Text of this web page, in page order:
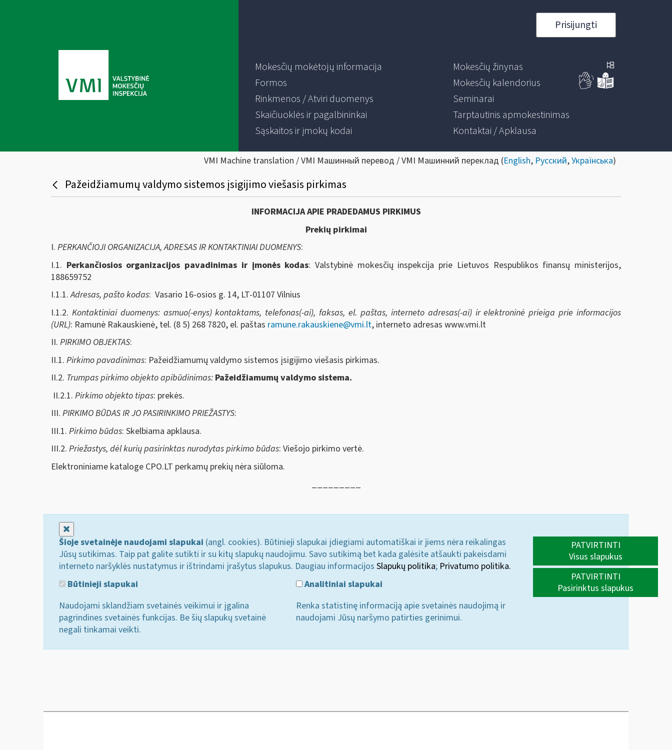
Prisijungti
Mokesčių mokėtojų informacija
Formos
Rinkmenos / Atviri duomenys
Skaičiuoklės ir pagalbininkai
Sąskaitos ir įmokų kodai
Mokesčių žinynas
Mokesčių kalendorius
Seminarai
Tarptautinis apmokestinimas
Kontaktai / Apklausa
VMI Machine translation / VMI Машинный перевод / VMI Машинний переклад (English, Русский,Українська)
Pažeidžiamumų valdymo sistemos įsigijimo viešasis pirkimas
INFORMACIJA APIE PRADEDAMUS PIRKIMUS
Prekių pirkimai
I. PERKANČIOJI ORGANIZACIJA, ADRESAS IR KONTAKTINIAI DUOMENYS:
I.1. Perkančiosios organizacijos pavadinimas ir įmonės kodas: Valstybinė mokesčių inspekcija prie Lietuvos Respublikos finansų ministerijos,
188659752
I.1.1.Adresas, pašto kodas: Vasario 16-osios g. 14, LT-01107 Vilnius
I.1.2. Kontaktiniai duomenys: asmuo(-enys) kontaktams, telefonas(-ai), faksas, el. paštas, interneto adresas(-ai) ir elektroninė prieiga prie informacijos
(URL): Ramunė Rakauskienė, tel. (8 5) 268 7820, el. paštas ramune.rakauskiene@vmi.lt, interneto adresas www.vmi.lt
II. PIRKIMO OBJEKTAS:
II.1. Pirkimo pavadinimas: Pažeidžiamumų valdymo sistemos įsigijimo viešasis pirkimas.
II.2. Trumpas pirkimo objekto apibūdinimas: Pažeidžiamumų valdymo sistema.
II.2.1. Pirkimo objekto tipas: prekės.
III. PIRKIMO BŪDAS IR JO PASIRINKIMO PRIEŽASTYS:
III.1. Pirkimo būdas: Skelbiama apklausa.
III.2. Priežastys, dėl kurių pasirinktas nurodytas pirkimo būdas: Viešojo pirkimo vertė.
Elektroniniame kataloge CPO.LT perkamų prekių nėra siūloma.
_________
Šioje svetainėje naudojami slapukai (angl. cookies). Būtinieji slapukai įdiegiami automatiškai ir jiems nėra reikalingas
Jūsų sutikimas. Taip pat galite sutikti ir su kitų slapukų naudojimu. Savo sutikimą bet kada galėsite atšaukti pakeisdami
interneto naršyklės nustatymus ir ištrindami įrašytus slapukus. Daugiau informacijos Slapukų politika; Privatumo politika.
Būtinieji slapukai
Naudojami sklandžiam svetainės veikimui ir įgalina
pagrindines svetainės funkcijas. Be šių slapukų svetainė
negali tinkamai veikti.
Analitiniai slapukai
Renka statistinę informaciją apie svetainės naudojimą ir
naudojami Jūsų naršymo patirties gerinimui.
PATVIRTINTI
Visus slapukus
PATVIRTINTI
Pasirinktus slapukus